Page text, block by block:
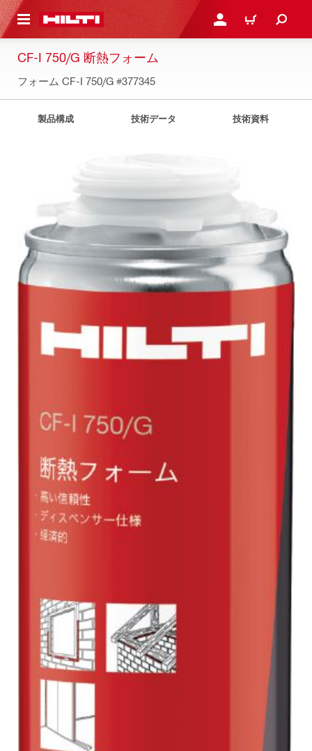
内容を表示 ログイン・新規オンライ
カート
CF-I 750/G 断熱フォーム
フォーム CF-I 750/G #377345
製品構成 技術データ 技術資料